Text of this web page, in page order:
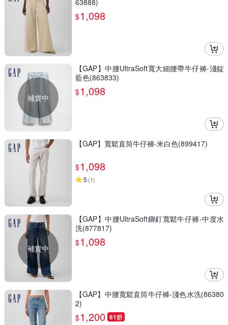
63888)
$1,098
補貨中
【GAP】中腰UltraSoft寬大細腰帶牛仔褲-淺靛
藍色(863833)
$1,098
【GAP】寬鬆直筒牛仔褲-米白色(899417)
$1,098
5 (1)
補貨中
【GAP】中腰UltraSoft鉚釘寬鬆牛仔褲-中度水
洗(877817)
$1,098
【GAP】中腰寬鬆直筒牛仔褲-淺色水洗(86380
2)
$1,200 61折